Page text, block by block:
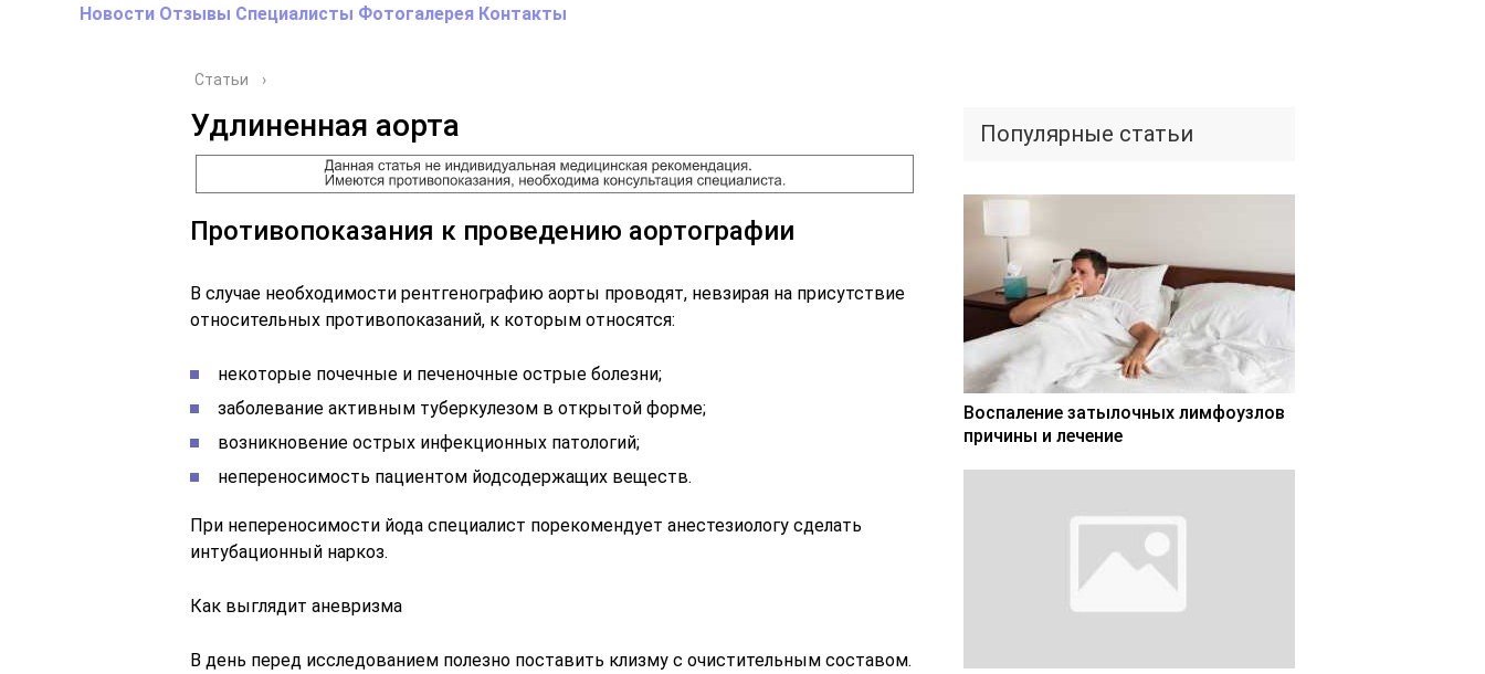
Новости Отзывы Специалисты Фотогалерея Контакты
Статьи ›
Удлиненная аорта
Противопоказания к проведению аортографии
В случае необходимости рентгенографию аорты проводят, невзирая на присутствие
относительных противопоказаний, к которым относятся:
некоторые почечные и печеночные острые болезни;
заболевание активным туберкулезом в открытой форме;
возникновение острых инфекционных патологий;
непереносимость пациентом йодсодержащих веществ.
При непереносимости йода специалист порекомендует анестезиологу сделать
интубационный наркоз.
Как выглядит аневризма
В день перед исследованием полезно поставить клизму с очистительным составом.
Популярные статьи
Воспаление затылочных лимфоузлов
причины и лечение